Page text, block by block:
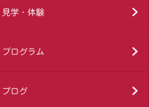
見学・体験
プログラム
ブログ